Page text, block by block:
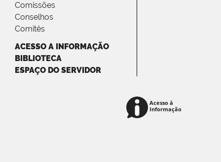
Comissões
Conselhos
Comitês
ACESSO A INFORMAÇÃO
BIBLIOTECA
ESPAÇO DO SERVIDOR